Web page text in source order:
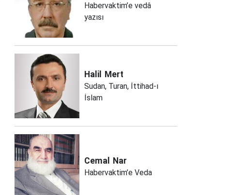
Habervaktim’e vedâ
yazısı
Halil Mert
Sudan, Turan, İttihad-ı
İslam
Cemal Nar
Habervaktim’e Veda